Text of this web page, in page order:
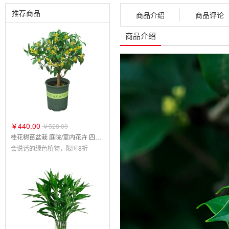
推荐商品
￥440.00 ￥528.00
会说话的绿色植物，限时8折
商品介绍 商品评论
商品介绍